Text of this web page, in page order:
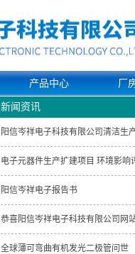
产品中心 厂
新闻资讯
阳信岑祥电子科技有限公司清洁生
电子元器件生产扩建项目 环境影
阳信岑祥电子报告书
恭喜阳信岑祥电子科技有限公司网
全球薄可弯曲有机发光二极管问世